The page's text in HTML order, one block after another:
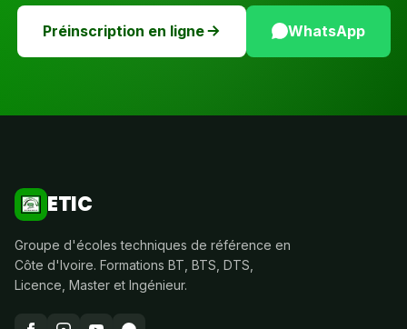
Préinscription en ligne WhatsApp
ETIC
Groupe d'écoles techniques de référence en
Côte d'Ivoire. Formations BT, BTS, DTS,
Licence, Master et Ingénieur.